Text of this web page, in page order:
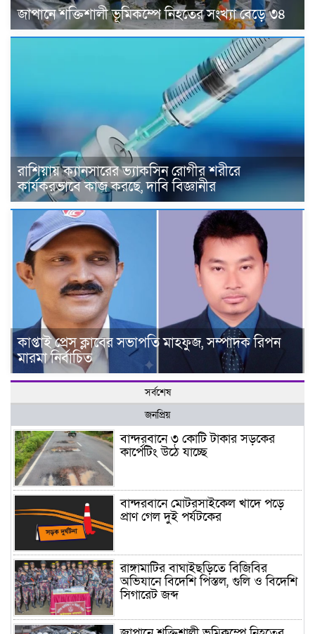
জাপানে শক্তিশালী ভূমিকম্পে নিহতের সংখ্যা বেড়ে ৩৪
রাশিয়ায় ক্যানসারের ভ্যাকসিন রোগীর শরীরে
কার্যকরভাবে কাজ করছে, দাবি বিজ্ঞানীর
কাপ্তাই প্রেস ক্লাবের সভাপতি মাহফুজ, সম্পাদক রিপন
মারমা নির্বাচিত
সর্বশেষ
জনপ্রিয়
বান্দরবানে ৩ কোটি টাকার সড়কের
কার্পেটিং উঠে যাচ্ছে
বান্দরবানে মোটরসাইকেল খাদে পড়ে
প্রাণ গেল দুই পর্যটকের
রাঙ্গামাটির বাঘাইছড়িতে বিজিবির
অভিযানে বিদেশি পিস্তল, গুলি ও বিদেশি
সিগারেট জব্দ